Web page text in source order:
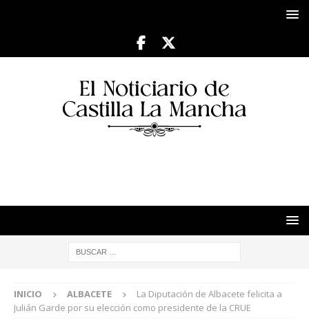
INICIO ALBACETE
La Diputación de Albacete felicita a
Julián Garde por su elección como presidente de la CRUE